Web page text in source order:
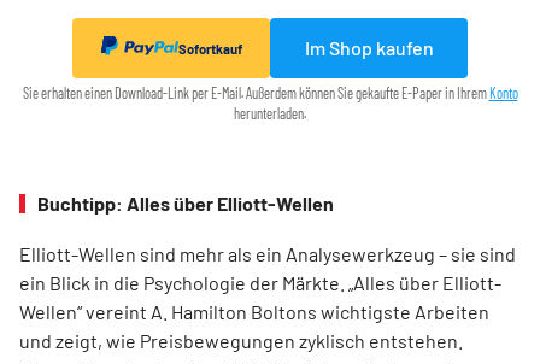
Sofortkauf Im Shop kaufen
Sie erhalten einen Download-Link per E-Mail. Außerdem können Sie gekaufte E-Paper in Ihrem Konto
herunterladen.
Buchtipp: Alles über Elliott-Wellen
Elliott-Wellen sind mehr als ein Analysewerkzeug – sie sind
ein Blick in die Psychologie der Märkte. „Alles über Elliott-
Wellen“ vereint A. Hamilton Boltons wichtigste Arbeiten
und zeigt, wie Preisbewegungen zyklisch entstehen.